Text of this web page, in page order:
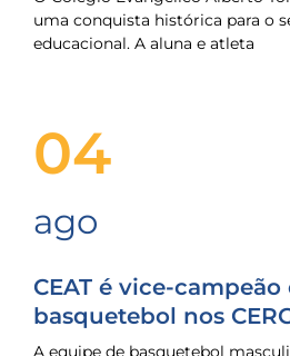
uma conquista histórica para o
educacional. A aluna e atleta
04
ago
CEAT é vice-
basquetebol nos
A equipe de basquetebol